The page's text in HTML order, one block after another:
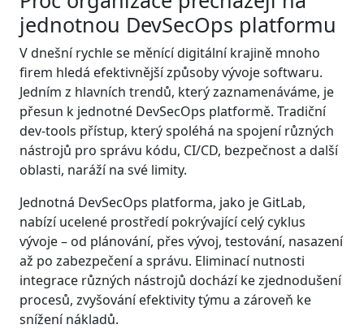
jednotnou DevSecOps platformu
V dnešní rychle se měnící digitální krajině mnoho
firem hledá efektivnější způsoby vývoje softwaru.
Jedním z hlavních trendů, který zaznamenáváme, je
přesun k jednotné DevSecOps platformě. Tradiční
dev-tools přístup, který spoléhá na spojení různých
nástrojů pro správu kódu, CI/CD, bezpečnost a další
oblasti, naráží na své limity.
Jednotná DevSecOps platforma, jako je GitLab,
nabízí ucelené prostředí pokrývající celý cyklus
vývoje – od plánování, přes vývoj, testování, nasazení
až po zabezpečení a správu. Eliminací nutnosti
integrace různých nástrojů dochází ke zjednodušení
procesů, zvyšování efektivity týmu a zároveň ke
snížení nákladů.